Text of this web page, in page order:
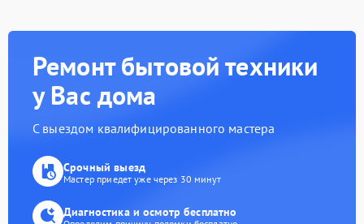
Ремонт бытовой техники
у Вас дома
С выездом квалифицированного мастера
Срочный выезд
Мастер приедет уже через 30 минут
Диагностика и осмотр бесплатно